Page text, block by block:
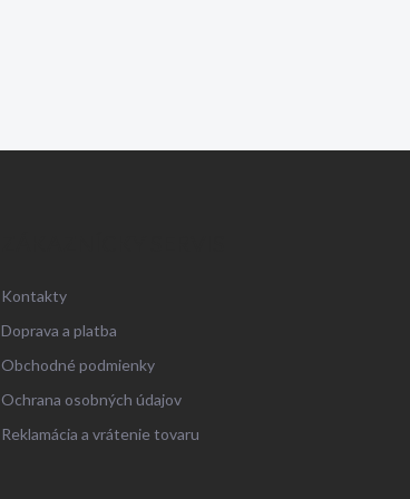
Kontakty
Doprava a platba
Obchodné podmienky
Ochrana osobných údajov
Reklamácia a vrátenie tovaru